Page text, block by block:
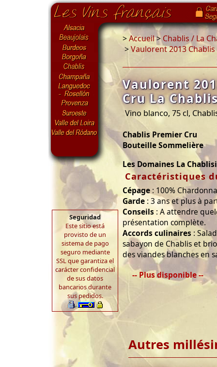
Seguridad
Este sitio está
provisto de un
sistema de pago
seguro mediante
SSL que garantiza el
carácter confidencial
de sus datos
bancarios durante
sus pedidos.
>Accueil>Chablis / La
>Vaulorent 2013
Vaulorent
Cru La
Vino blanco, 75 cl,
Chablis Premier Cru
Bouteille Sommelière
Les Domaines La
Caractéristiques
Cépage : 100%
Garde : 3 ans et plus à
Conseils : A attendre
présentation complète.
Accords culinaires :
sabayon de Chablis et
des viandes blanches en
-- Plus disponible --
Autres